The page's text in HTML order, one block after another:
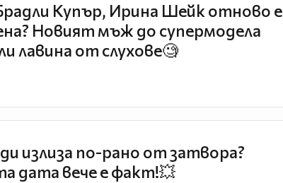
Купър, Ирина Шейк отново е
Новият мъж до супермодела
лавина от слухове🧐
излиза по-рано от затвора?
дата вече е факт!💥